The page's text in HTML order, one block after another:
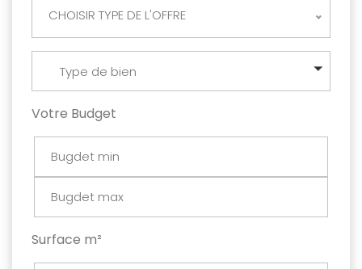
CHOISIR TYPE DE L'OFFRE
Type de bien
Votre Budget
Surface m²